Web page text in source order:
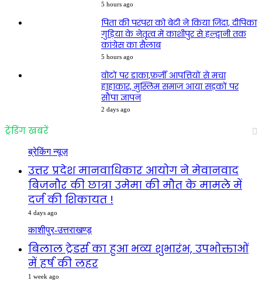
5 hours ago
पिता की परंपरा को बेटी ने किया जिंदा, दीपिका
गुड़िया के नेतृत्व में काशीपुर से हल्द्वानी तक
कांग्रेस का सैलाब
5 hours ago
वोटों पर डाका,फ़र्ज़ी आपत्तियों से मचा
हाहाकार, मुस्लिम समाज आया सड़कों पर
सौंपा ज्ञापन
2 days ago
ट्रेंडिंग खबरें
ब्रेकिंग न्यूज़
उत्तर प्रदेश मानवाधिकार आयोग ने मेवानवाद
बिजनौर की छात्रा उमेमा की मौत के मामले में
दर्ज की शिकायत !
4 days ago
काशीपुर-उत्तराखण्ड़
बिलाल ट्रेडर्स का हुआ भव्य शुभारंभ, उपभोक्ताओं
में हर्ष की लहर
1 week ago